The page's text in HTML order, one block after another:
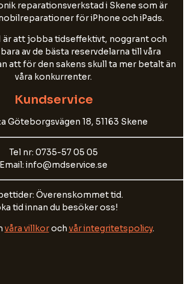
reparationsverkstad i Skene som är
för iPhone och iPads.
är att jobba tidseffektivt, noggrant och
av de bästa reservdelarna till våra
att för den sakens skull ta mer betalt än
våra konkurrenter.
Kundservice
Göteborgsvägen 18, 51163 Skene
Tel nr: 0735-57 05 05
Email: info@mdservice.se
Överenskommet tid.
tid innan du besöker oss!
våra villkoroch vår integritetspolicy.